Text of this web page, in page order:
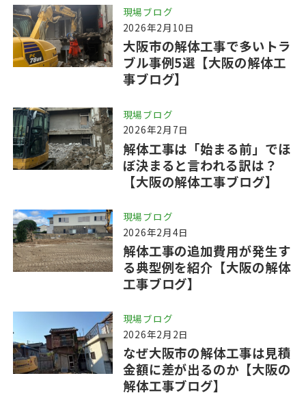
現場ブログ
2026年2月10日
大阪市の解体工事で多いトラ
ブル事例5選【大阪の解体工
事ブログ】
現場ブログ
2026年2月7日
解体工事は「始まる前」でほ
ぼ決まると言われる訳は？
【大阪の解体工事ブログ】
現場ブログ
2026年2月4日
解体工事の追加費用が発生す
る典型例を紹介【大阪の解体
工事ブログ】
現場ブログ
2026年2月2日
なぜ大阪市の解体工事は見積
金額に差が出るのか【大阪の
解体工事ブログ】